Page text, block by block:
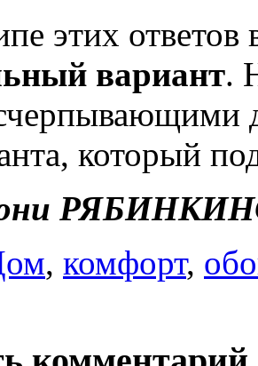
этих ответов
вариант.
который
, комфорт,